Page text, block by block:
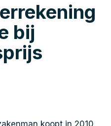
bij
koopt in 2010